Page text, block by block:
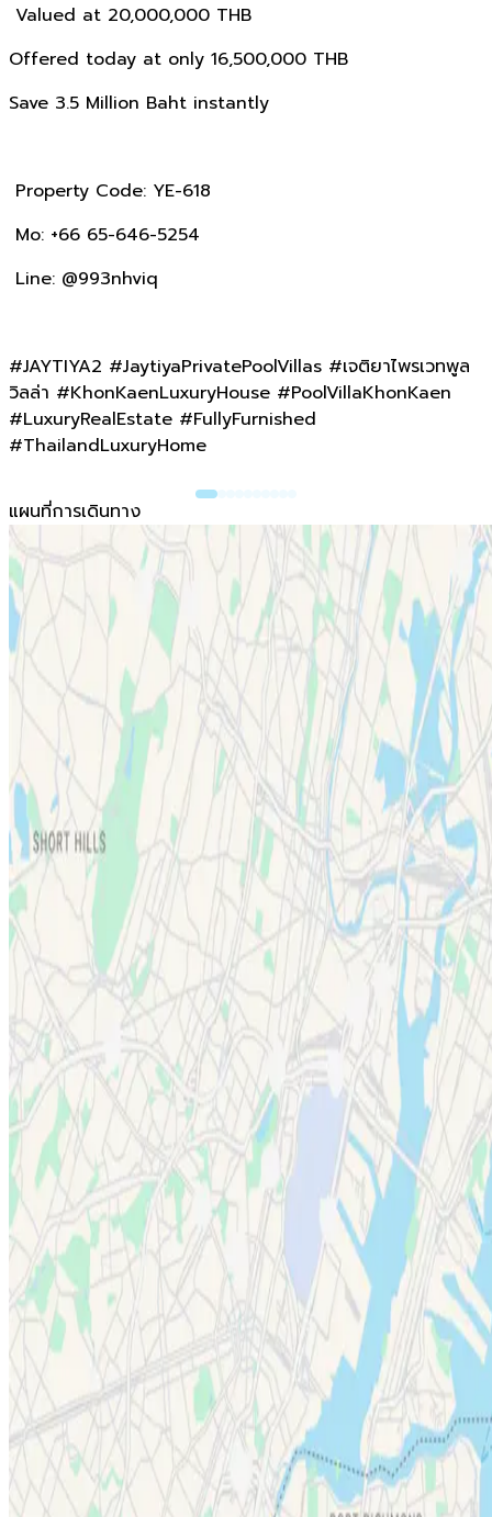
Valued at 20,000,000 THB
Offered today at only 16,500,000 THB
Save 3.5 Million Baht instantly
Property Code: YE-618
Mo: +66 65-646-5254
Line: @993nhviq
#JAYTIYA2 #JaytiyaPrivatePoolVillas #เจติยาไพรเวทพูล
วิลล่า #KhonKaenLuxuryHouse #PoolVillaKhonKaen
#LuxuryRealEstate #FullyFurnished
#ThailandLuxuryHome
แผนที่การเดินทาง